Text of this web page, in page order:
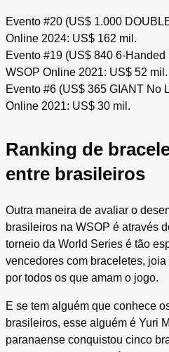
Evento #20 (US$ 1.000
Online 2024: US$ 162 mil.
Evento #19 (US$ 840 6-
WSOP Online 2021: US$ 52 mil.
Evento #6 (US$ 365 GIANT No
Online 2021: US$ 30 mil.
Ranking de
entre brasileiros
Outra maneira de avaliar o
brasileiros na WSOP é através
torneio da World Series é tão
vencedores com braceletes,
por todos os que amam o jogo.
E se tem alguém que conhece
brasileiros, esse alguém é Yuri
paranaense conquistou cinco